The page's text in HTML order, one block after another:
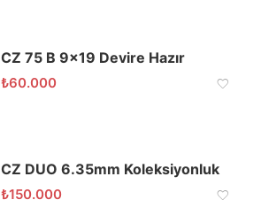
CZ 75 B 9×19 Devire Hazır
₺60.000
CZ DUO 6.35mm Koleksiyonluk
₺150.000